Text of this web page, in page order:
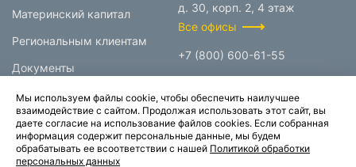
Материнский капитал
Региональным клиентам
Документы
д. 30, корп. 2, 4 этаж
Все офисы
+7 (800) 600-61-55
© 1995-2026.
Группа компаний «Прок»
Мы используем файлы cookie, чтобы обеспечить наилучшее
взаимодействие с сайтом. Продолжая использовать этот сайт, вы
даете согласие на использование файлов cookies. Если собранная
информация содержит персональные данные, мы будем
обрабатывать ее всоответствии с нашей Политикой обработки
персональных данных